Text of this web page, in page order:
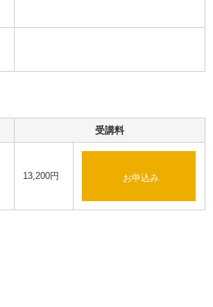
受講料
13,200円 お申込み